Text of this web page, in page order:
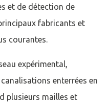
et de détection de
fabricants et
courantes.
expérimental,
enterrées en
plusieurs mailles et